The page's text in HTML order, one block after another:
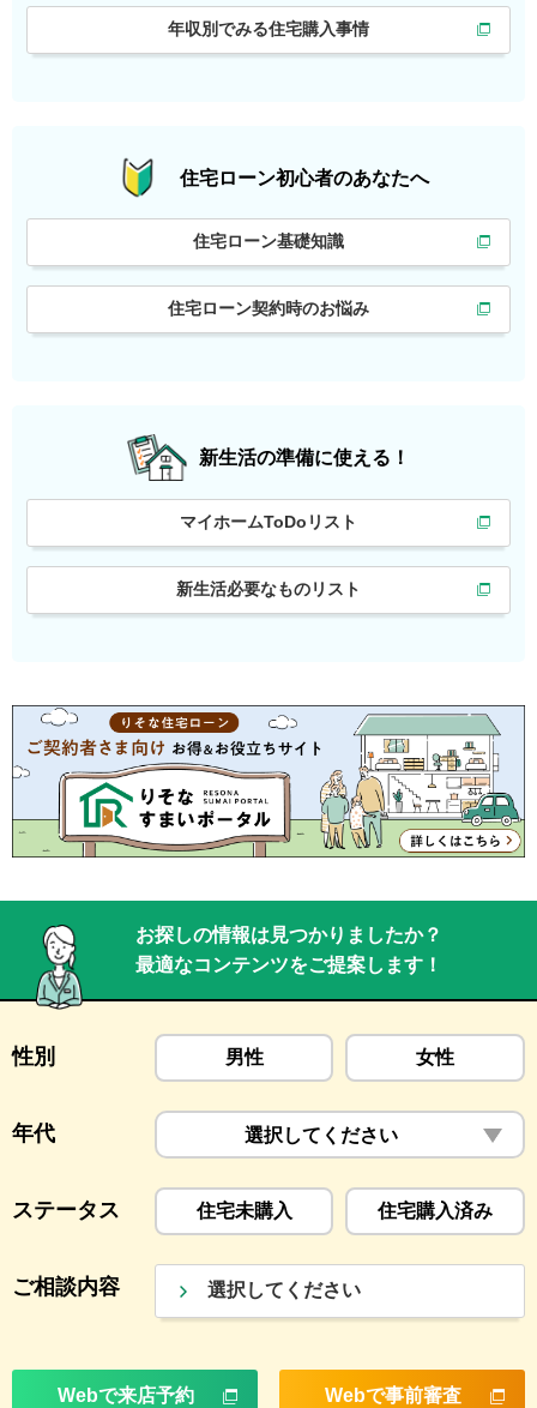
年収別でみる住宅購入事情
住宅ローン初心者のあなたへ
住宅ローン基礎知識
住宅ローン契約時のお悩み
新生活の準備に使える！
マイホームToDoリスト
新生活必要なものリスト
お探しの情報は見つかりましたか？
最適なコンテンツをご提案します！
性別 男性 女性
年代 選択してください
ステータス 住宅未購入 住宅購入済み
ご相談内容 選択してください
Webで来店予約 Webで事前審査